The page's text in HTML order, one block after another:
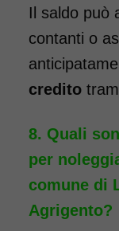
stretti.
cm. La
essere
Il saldo può
contanti o
credito
Quali
per
comune di
Agrigento?